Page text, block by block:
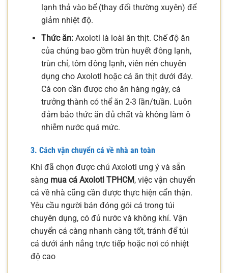
lạnh thả vào bể (thay đổi thường xuyên) để
giảm nhiệt độ.
Thức ăn:Axolotl là loài ăn thịt. Chế độ ăn
của chúng bao gồm trùn huyết đông lạnh,
trùn chỉ, tôm đông lạnh, viên nén chuyên
dụng cho Axolotl hoặc cá ăn thịt dưới đáy.
Cá con cần được cho ăn hàng ngày, cá
trưởng thành có thể ăn 2-3 lần/tuần. Luôn
đảm bảo thức ăn đủ chất và không làm ô
nhiễm nước quá mức.
3. Cách vận chuyển cá về nhà an toàn
Khi đã chọn được chú Axolotl ưng ý và sẵn
sàng mua cá Axolotl TPHCM, việc vận chuyển
cá về nhà cũng cần được thực hiện cẩn thận.
Yêu cầu người bán đóng gói cá trong túi
chuyên dụng, có đủ nước và không khí. Vận
chuyển cá càng nhanh càng tốt, tránh để túi
cá dưới ánh nắng trực tiếp hoặc nơi có nhiệt
độ cao